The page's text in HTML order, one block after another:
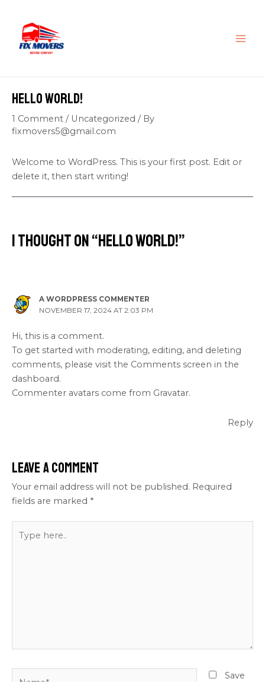
content
Hello world!
1 Comment / Uncategorized / By
fixmovers5@gmail.com
Welcome to WordPress. This is your first post. Edit or
delete it, then start writing!
1 thought on “Hello world!”
A WORDPRESS COMMENTER
NOVEMBER 17, 2024 AT 2:03 PM
Hi, this is a comment.
To get started with moderating, editing, and deleting
comments, please visit the Comments screen in the
dashboard.
Commenter avatars come from Gravatar.
Reply
Leave a Comment
Your email address will not be published. Required
fields are marked *
here..
Save